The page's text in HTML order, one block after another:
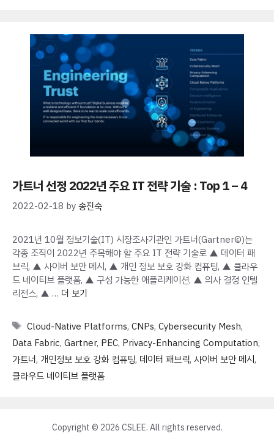
가트너 선정 2022년 주요 IT 전략 기술 : Top 1 – 4
2022-02-18 by송진숙
2021년 10월 정보기술(IT) 시장조사기관인 가트너(Gartner©)는
각종 조직이 2022년 주목해야 할 주요 IT 전략 기술로 ▲ 데이터 패
브릭, ▲ 사이버 보안 메시, ▲ 개인 정보 보호 강화 컴퓨팅, ▲ 클라우
드 네이티브 플랫폼, ▲ 구성 가능한 애플리케이션, ▲ 의사 결정 인텔
리전스, ▲ … 더 보기
Tags
Cloud-Native Platforms, CNPs, Cybersecurity Mesh,
Data Fabric, Gartner, PEC, Privacy-Enhancing Computation,
가트너, 개인정보 보호 강화 컴퓨팅, 데이터 패브릭, 사이버 보안 메시,
클라우드 네이티브 플랫폼
Copyright © 2026 CSLEE. All rights reserved.